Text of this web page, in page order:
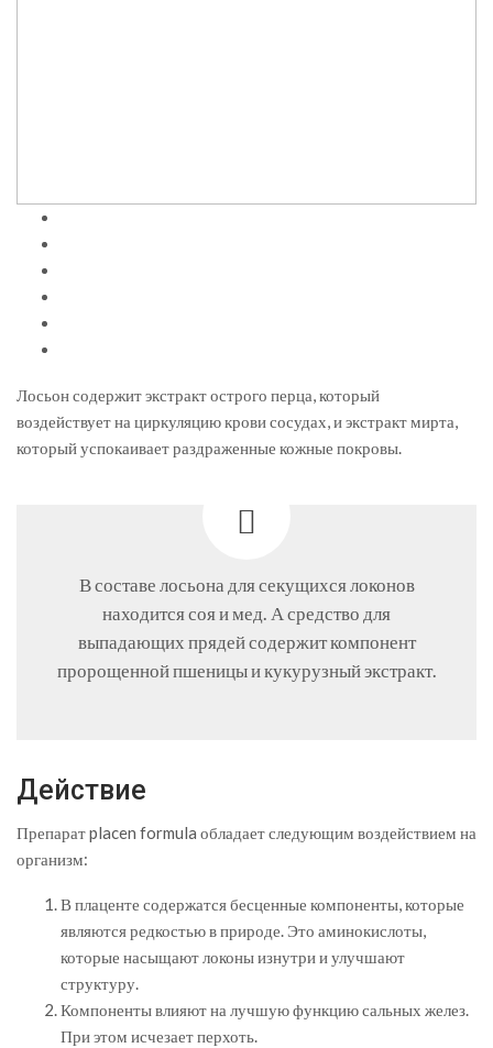
Лосьон содержит экстракт острого перца, который
воздействует на циркуляцию крови сосудах, и экстракт мирта,
который успокаивает раздраженные кожные покровы.
В составе лосьона для секущихся локонов
находится соя и мед. А средство для
выпадающих прядей содержит компонент
пророщенной пшеницы и кукурузный экстракт.
Действие
Препарат placen formula обладает следующим воздействием на
организм:
В плаценте содержатся бесценные компоненты, которые
являются редкостью в природе. Это аминокислоты,
которые насыщают локоны изнутри и улучшают
структуру.
Компоненты влияют на лучшую функцию сальных желез.
При этом исчезает перхоть.